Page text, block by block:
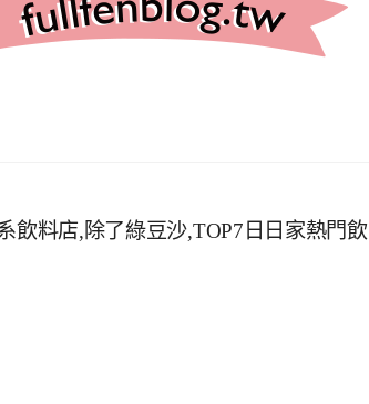
飲料店,除了綠豆沙,TOP7日日家熱門飲